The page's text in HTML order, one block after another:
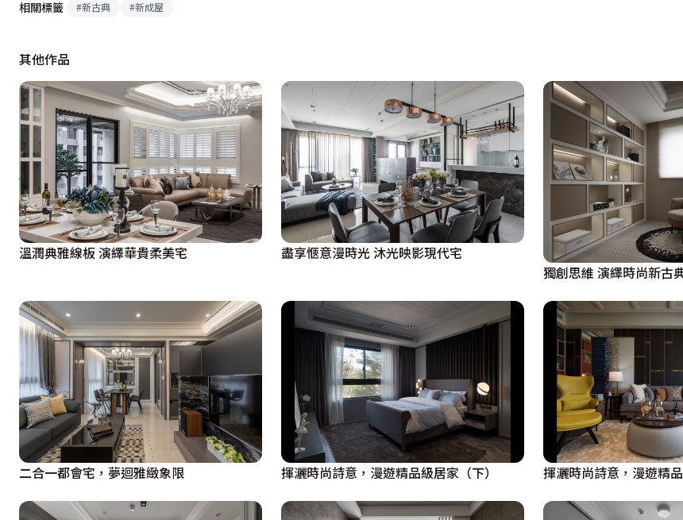
相關標籤
#新古典 #新成屋
其他作品
溫潤典雅線板 演繹華貴柔美宅
盡享愜意漫時光 沐光映影現代宅
獨創思維 演繹時尚新古
二合一都會宅，夢迴雅緻象限 揮灑時尚詩意，漫遊精品級居家（下） 揮灑時尚詩意，漫遊精品